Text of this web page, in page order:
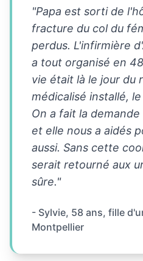
"Papa est sorti de
fracture du col du
perdus. L'infirmière
a tout organisé en
vie était là le jour du
médicalisé installé,
On a fait la demande
et elle nous a aidés
aussi. Sans cette
serait retourné aux
sûre."
- Sylvie, 58 ans, fille
Montpellier